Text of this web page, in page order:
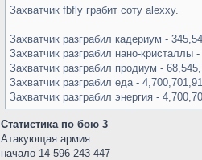
Захватчик fbfly грабит соту alexxy.
Захватчик разграбил кадериум -
Захватчик разграбил нано-кристаллы
Захватчик разграбил продиум -
Захватчик разграбил еда -
Захватчик разграбил энергия -
Статистика по бою 3
Атакующая армия:
начало 14 596 243 447